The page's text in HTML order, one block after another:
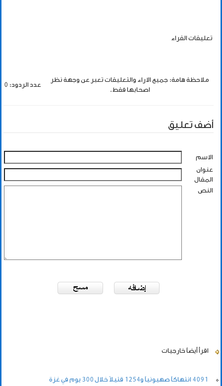
تعليقات القراء
ملاحظة هامة: جميع الاراء والتعليقات تعبر عن وجهة نظر
اصحابها فقط.
عدد الردود: 0
أضف تعليق
الاسم
عنوان
المقال
النص
اقرأ أيضاً خارجيات
4091 انتهاكاً صهيونياً و1254 قتيلاً خلال 300 يوم في غزة